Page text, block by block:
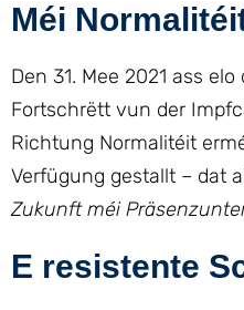
Méi
Den 31. Mee 2021 ass
Fortschrëtt vun der
Richtung Normalitéit
Verfügung gestallt – dat
Zukunft méi
E resistente